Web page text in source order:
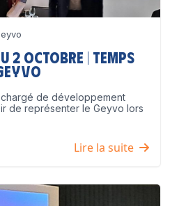
2 octobre | Temps
de développement
de représenter le Geyvo lors
Lire la suite